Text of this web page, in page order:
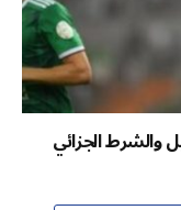
والشرط الجزائي